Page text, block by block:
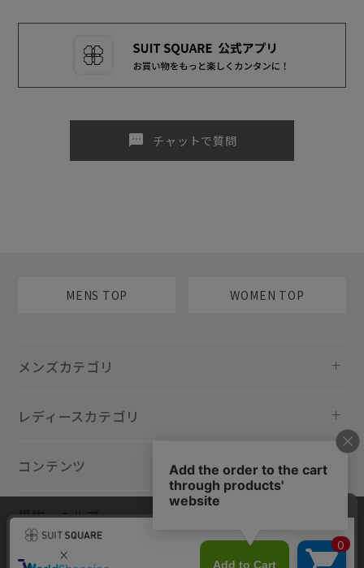
sms チャットで質問
MENS TOP WOMEN TOP
メンズカテゴリ
レディースカテゴリ
コンテンツ
規約・ヘルプ
当サイトでは利用体験の向上およびコンテンツの最適な提供、トラフィ
ックの分析を目的としてCookieを使用しています。サイトの閲覧を継続